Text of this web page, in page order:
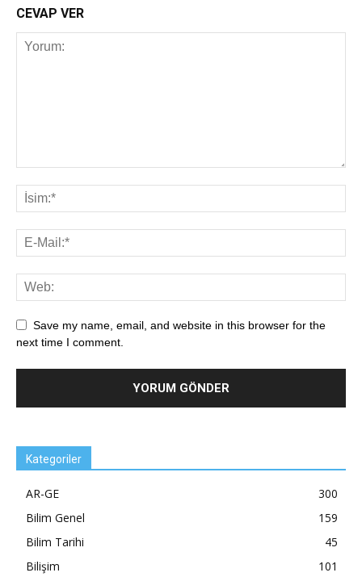
CEVAP VER
Save my name, email, and website in this browser for the
next time I comment.
Kategoriler
AR-GE
300
Bilim Genel
159
Bilim Tarihi
45
Bilişim
101